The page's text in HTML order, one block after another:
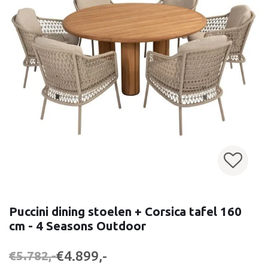
Puccini dining stoelen + Corsica tafel 160
cm - 4 Seasons Outdoor
€5.782,-€4.899,-